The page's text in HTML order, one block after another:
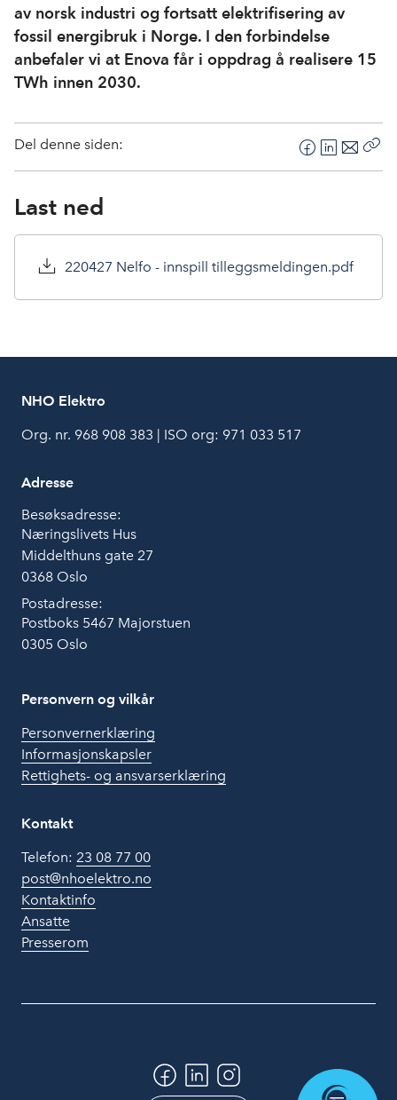
av norsk industri og fortsatt elektrifisering av
fossil energibruk i Norge. I den forbindelse
anbefaler vi at Enova får i oppdrag å realisere 15
TWh innen 2030.
Del denne siden:
F
a
b
o
k
L
i
e
d
n
E
-
s
t
Last ned
220427 Nelfo - innspill tilleggsmeldingen.pdf
NHO Elektro
Org. nr. 968 908 383 | ISO org: 971 033 517
Adresse
Besøksadresse:
Næringslivets Hus
Middelthuns gate 27
0368 Oslo
Postadresse:
Postboks 5467 Majorstuen
0305 Oslo
Personvern og vilkår
Personvernerklæring
Informasjonskapsler
Rettighets- og ansvarserklæring
Kontakt
Telefon: 23 08 77 00
post@nhoelektro.no
Kontaktinfo
Ansatte
Presserom